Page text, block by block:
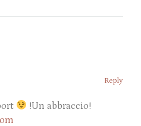
Reply
!Un abbraccio!